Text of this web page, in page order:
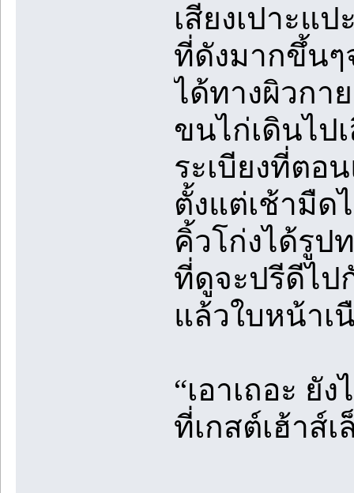
เสียงเปาะแ
ที่ดังมากขึ้น
ได้ทางผิวกา
ขนไก่เดินไป
ระเบียงที่ตอ
ตั้งแต่เช้ามืด
คิ้วโก่งได้รูป
ที่ดูจะปรีดีไป
แล้วใบหน้าเ
“เอาเถอะ
ที่เกสต์เฮ้าส์